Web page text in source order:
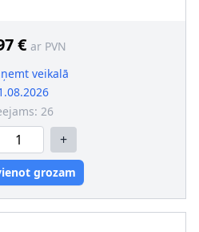
€ ar PVN
veikalā
26
+
grozam